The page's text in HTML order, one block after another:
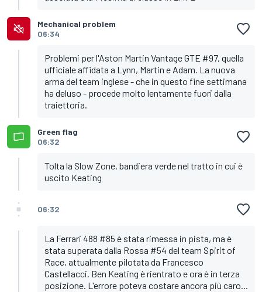
Mechanical problem
06:34
Problemi per l'Aston Martin Vantage GTE #97, quella
ufficiale affidata a Lynn, Martin e Adam. La nuova
arma del team inglese - che in questo fine settimana
ha deluso - procede molto lentamente fuori dalla
traiettoria.
Green flag
06:32
Tolta la Slow Zone, bandiera verde nel tratto in cui è
uscito Keating
06:32
La Ferrari 488 #85 è stata rimessa in pista, ma è
stata superata dalla Rossa #54 del team Spirit of
Race, attualmente pilotata da Francesco
Castellacci. Ben Keating è rientrato e ora è in terza
posizione. L'errore poteva costare ancora più caro...